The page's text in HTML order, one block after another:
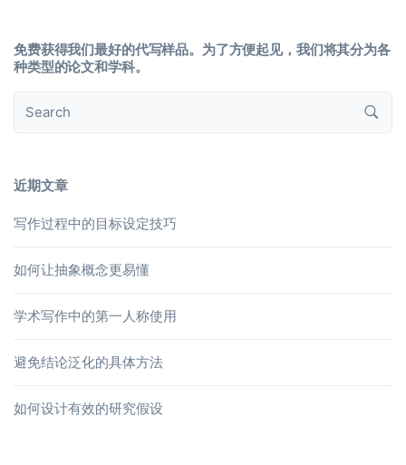
免费获得我们最好的代写样品。为了方便起见，我们将其分为各
种类型的论文和学科。
近期文章
写作过程中的目标设定技巧
如何让抽象概念更易懂
学术写作中的第一人称使用
避免结论泛化的具体方法
如何设计有效的研究假设